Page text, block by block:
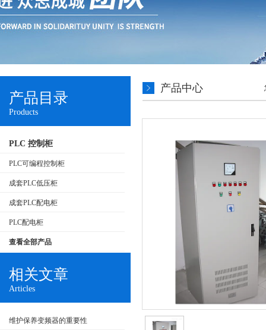
产品目录
Products
PLC 控制柜
PLC可编程控制柜
成套PLC低压柜
成套PLC配电柜
PLC配电柜
查看全部产品
相关文章
Articles
维护保养变频器的重要性
产品中心